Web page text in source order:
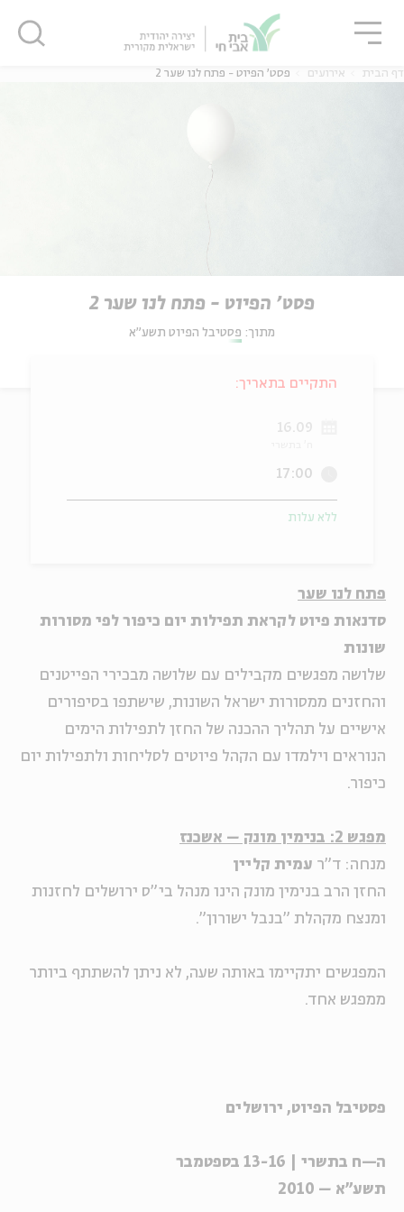
דף הבית אירועים פסט' הפיוט - פתח לנו שער 2
פסט' הפיוט - פתח לנו שער 2
מתוך: פסטיבל הפיוט תשע"א
פתח לנו שער
סדנאות פיוט לקראת תפילות יום כיפור לפי מסורות
שונות
שלושה מפגשים מקבילים עם שלושה מבכירי הפייטנים
והחזנים ממסורות ישראל השונות, שישתפו בסיפורים
אישיים על תהליך ההכנה של החזן לתפילות הימים
הנוראים וילמדו עם הקהל פיוטים לסליחות ולתפילות יום
כיפור.
מפגש 2: בנימין מונק – אשכנז
מנחה: ד"ר עמית קליין
החזן הרב בנימין מונק הינו מנהל בי"ס ירושלים לחזנות
ומנצח מקהלת "בנבל ישורון".
המפגשים יתקיימו באותה שעה, לא ניתן להשתתף ביותר
ממפגש אחד.
פסטיבל הפיוט, ירושלים
ה—ח בתשרי | 13-16 בספטמבר
תשע"א – 2010
התקיים בתאריך:
16.09
17:00
ללא עלות
סגור